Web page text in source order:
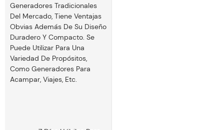
Generadores Tradicionales
Del Mercado, Tiene Ventajas
Obvias Además De Su Diseño
Duradero Y Compacto. Se
Puede Utilizar Para Una
Variedad De Propósitos,
Como Generadores Para
Acampar, Viajes, Etc.